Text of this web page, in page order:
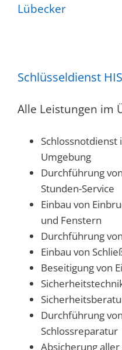
Lübecker
Schlüsseldienst
Alle Leistungen im
Schlossnotdienst
Umgebung
Durchführung
Stunden-Service
Einbau von
und Fenstern
Durchführung
Einbau von
Beseitigung von
Durchführung
Schlossreparatur
Absicherung aller